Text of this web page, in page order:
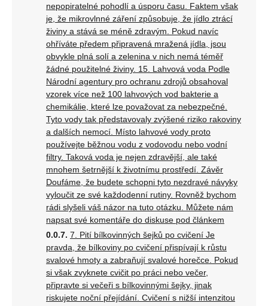
nepopiratelné pohodlí a úsporu času. Faktem však
je, že mikrovlnné záření způsobuje, že jídlo ztrácí
živiny a stává se méně zdravým. Pokud navíc
ohříváte předem připravená mražená jídla, jsou
obvykle plná solí a zelenina v nich nemá téměř
žádné použitelné živiny. 15. Lahvová voda Podle
Národní agentury pro ochranu zdrojů obsahoval
vzorek více než 100 lahvových vod bakterie a
chemikálie, které lze považovat za nebezpečné.
Tyto vody tak představovaly zvýšené riziko rakoviny
a dalších nemocí. Místo lahvové vody proto
používejte běžnou vodu z vodovodu nebo vodní
filtry. Taková voda je nejen zdravější, ale také
mnohem šetrnější k životnímu prostředí. Závěr
Doufáme, že budete schopni tyto nezdravé návyky
vyloučit ze své každodenní rutiny. Rovněž bychom
rádi slyšeli váš názor na tuto otázku. Můžete nám
napsat své komentáře do diskuse pod článkem
7. Pití bílkovinných šejků po cvičení Je
pravda, že bílkoviny po cvičení přispívají k růstu
svalové hmoty a zabraňují svalové horečce. Pokud
si však zvyknete cvičit po práci nebo večer,
připravte si večeři s bílkovinnými šejky, jinak
riskujete noční přejídání. Cvičení s nižší intenzitou